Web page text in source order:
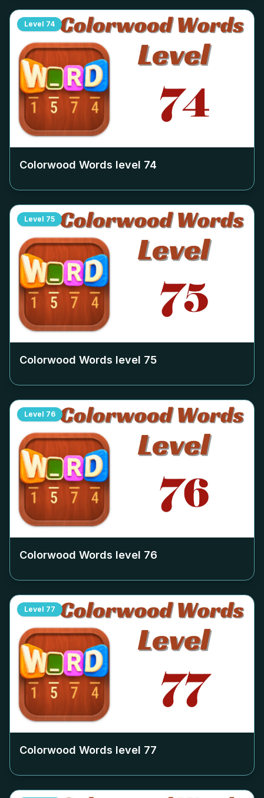
Level 74
Colorwood Words level 74
Level 75
Colorwood Words level 75
Level 76
Colorwood Words level 76
Level 77
Colorwood Words level 77